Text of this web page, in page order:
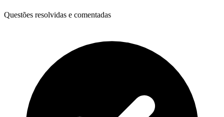
Questões resolvidas e comentadas